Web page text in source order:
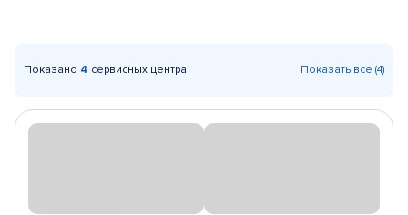
Показано 4 сервисных центра Показать все (4)